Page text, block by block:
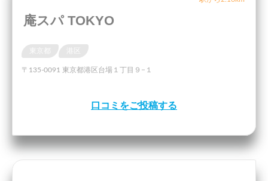
庵スパ TOKYO
東京都 港区
〒135-0091 東京都港区台場１丁目９−１
口コミをご投稿する